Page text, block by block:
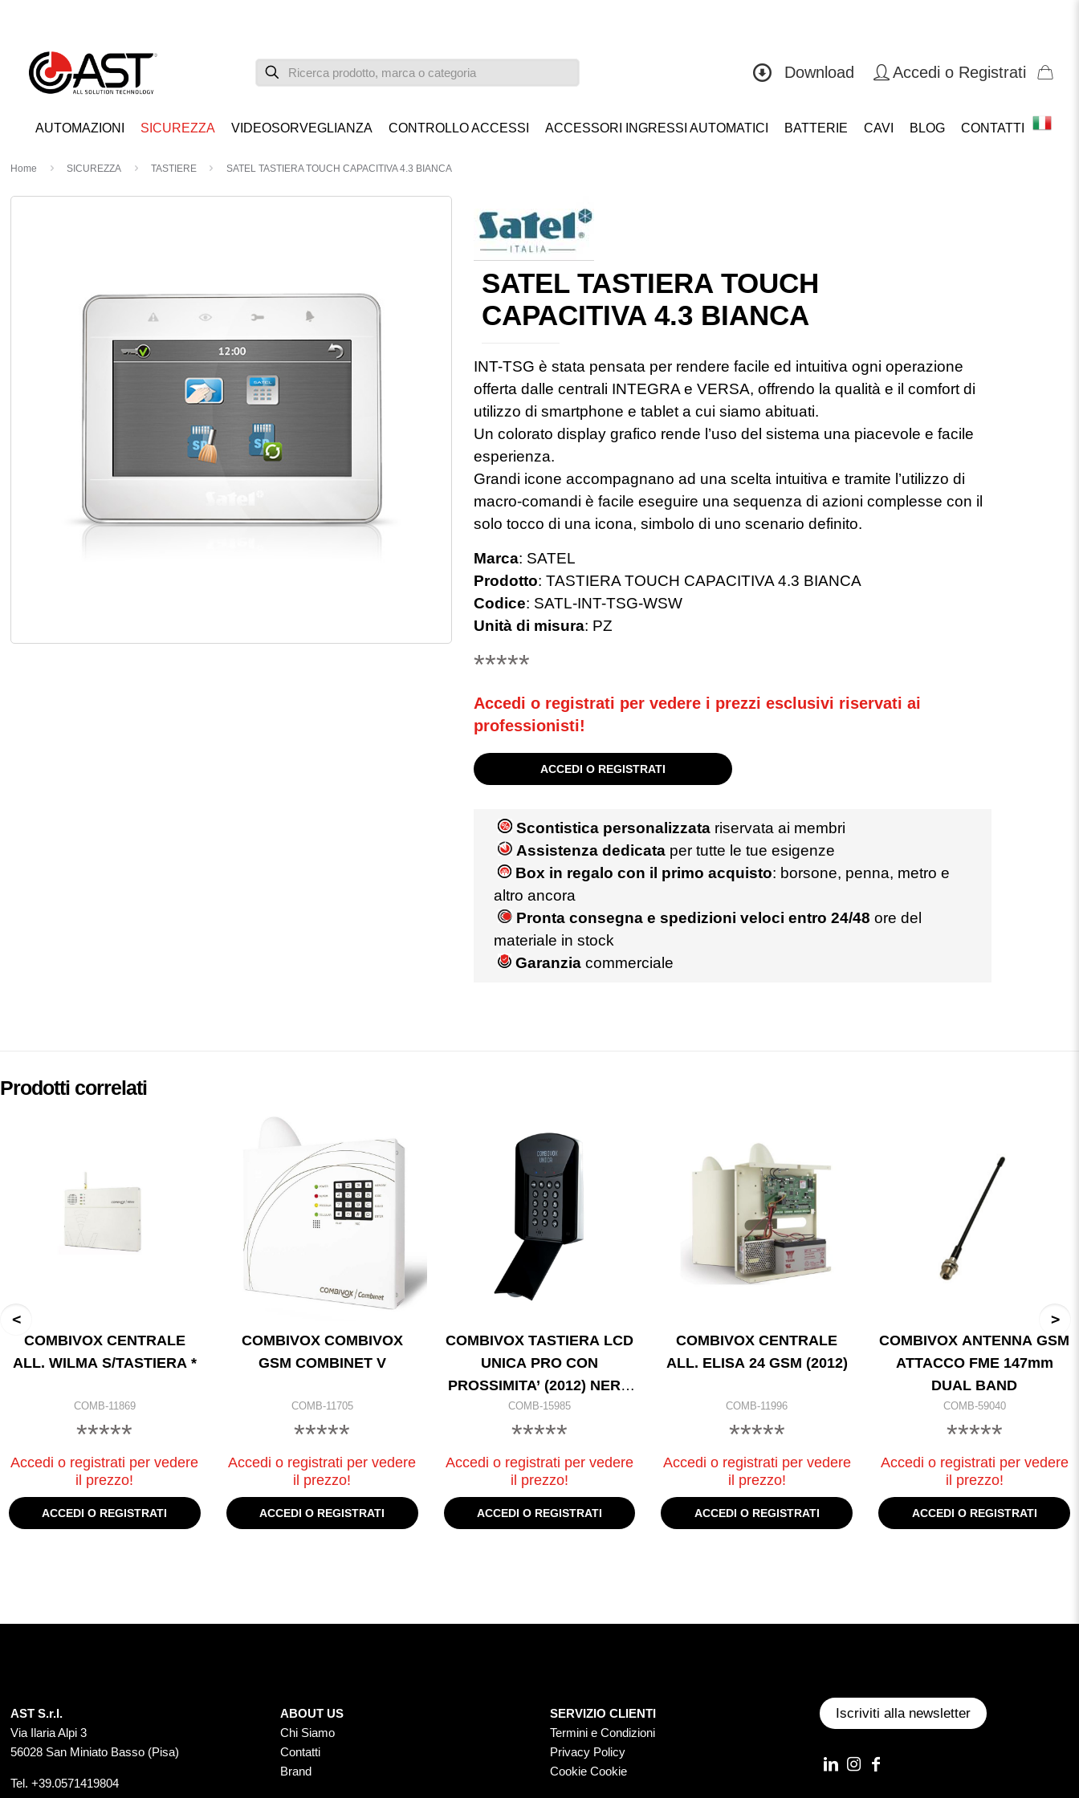
Download Accedi o Registrati
AUTOMAZIONI SICUREZZA VIDEOSORVEGLIANZA CONTROLLO ACCESSI ACCESSORI INGRESSI AUTOMATICI BATTERIE CAVI BLOG CONTATTI
Home SICUREZZA TASTIERE SATEL TASTIERA TOUCH CAPACITIVA 4.3 BIANCA
SATEL TASTIERA TOUCH
CAPACITIVA 4.3 BIANCA
INT-TSG è stata pensata per rendere facile ed intuitiva ogni operazione
offerta dalle centrali INTEGRA e VERSA, offrendo la qualità e il comfort di
utilizzo di smartphone e tablet a cui siamo abituati.
Un colorato display grafico rende l’uso del sistema una piacevole e facile
esperienza.
Grandi icone accompagnano ad una scelta intuitiva e tramite l’utilizzo di
macro-comandi è facile eseguire una sequenza di azioni complesse con il
solo tocco di una icona, simbolo di uno scenario definito.
Marca: SATEL
Prodotto: TASTIERA TOUCH CAPACITIVA 4.3 BIANCA
Codice: SATL-INT-TSG-WSW
Unità di misura: PZ
*****
Accedi o registrati per vedere i prezzi esclusivi riservati ai
professionisti!
ACCEDI O REGISTRATI
Scontistica personalizzatariservata ai membri
Assistenza dedicataper tutte le tue esigenze
Box in regalo con il primo acquisto: borsone, penna, metro e
altro ancora
Pronta consegna e spedizioni veloci entro 24/48 ore del
materiale in stock
Garanziacommerciale
Prodotti correlati
COMBIVOX CENTRALE
ALL. WILMA S/TASTIERA *
COMB-11869
*****
Accedi o registrati per vedere
il prezzo!
ACCEDI O REGISTRATI
COMBIVOX COMBIVOX
GSM COMBINET V
COMB-11705
*****
Accedi o registrati per vedere
il prezzo!
ACCEDI O REGISTRATI
COMBIVOX TASTIERA LCD
UNICA PRO CON
PROSSIMITA’ (2012) NERA
FONDO BIANCO
COMB-15985
*****
Accedi o registrati per vedere
il prezzo!
ACCEDI O REGISTRATI
COMBIVOX CENTRALE
ALL. ELISA 24 GSM (2012)
COMB-11996
*****
Accedi o registrati per vedere
il prezzo!
ACCEDI O REGISTRATI
COMBIVOX ANTENNA GSM
ATTACCO FME 147mm
DUAL BAND
COMB-59040
*****
Accedi o registrati per vedere
il prezzo!
ACCEDI O REGISTRATI
AST S.r.l.
Via Ilaria Alpi 3
56028 San Miniato Basso (Pisa)
Tel.+39.0571419804
ABOUT US
Chi Siamo
Contatti
Brand
SERVIZIO CLIENTI
Termini e Condizioni
Privacy Policy
Cookie Cookie
Iscriviti alla newsletter